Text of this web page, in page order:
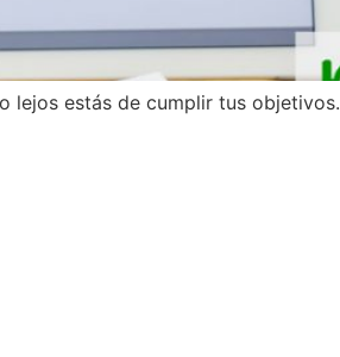
lejos estás de cumplir tus objetivos.